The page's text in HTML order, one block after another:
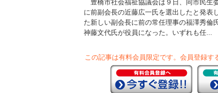
豊橋市社会福祉協議会は９日、同市民生
に前副会長の近藤広一氏を選出したと発
た新しい副会長に前の常任理事の福澤秀倫
神藤文代氏が役員になった。いずれも任...
この記事は有料会員限定です。 会員登録す